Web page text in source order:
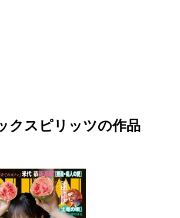
クスピリッツの作品